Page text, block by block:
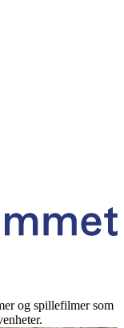
og spillefilmer som